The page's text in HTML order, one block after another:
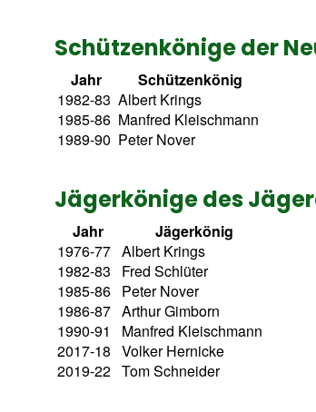
Schützenkönige der
Jahr
Schützenkönig
1982-83 Albert Krings
1985-86 Manfred Kleischmann
1989-90 Peter Nover
Jägerkönige des
Jahr
Jägerkönig
1976-77 Albert Krings
1982-83
Fred Schlüter
1985-86 Peter Nover
1986-87 Arthur Gimborn
1990-91
Manfred Kleischmann
2017-18 Volker Hernicke
2019-22 Tom Schneider